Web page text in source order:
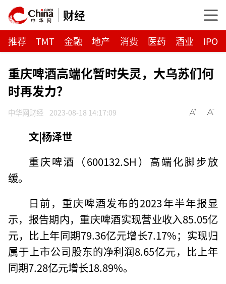
财经
推荐 TMT 金融 地产 消费 医药 酒业 IPO
重庆啤酒高端化暂时失灵，大乌苏们何
时再发力？
中华网财经 2023-08-18 14:17:09
文|杨泽世
重庆啤酒（600132.SH）高端化脚步放
缓。
日前，重庆啤酒发布的2023年半年报显
示，报告期内，重庆啤酒实现营业收入85.05亿
元，比上年同期79.36亿元增长7.17%；实现归
属于上市公司股东的净利润8.65亿元，比上年
同期7.28亿元增长18.89%。